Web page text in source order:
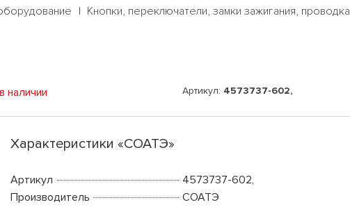
Кнопки, переключатели, замки зажигания, проводка
наличии Артикул: 4573737-602,
Характеристики «СОАТЭ»
Артикул
4573737-602,
Производитель
СОАТЭ